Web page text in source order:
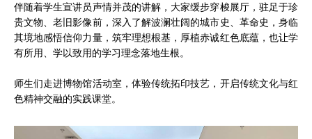
伴随着学生宣讲员声情并茂的讲解，大家缓步穿梭展厅，驻足于珍
贵文物、老旧影像前，深入了解波澜壮阔的城市史、革命史，身临
其境地感悟信仰力量，筑牢理想根基，厚植赤诚红色底蕴，也让学
有所用、学以致用的学习理念落地生根。
师生们走进博物馆活动室，体验传统拓印技艺，开启传统文化与红
色精神交融的实践课堂。